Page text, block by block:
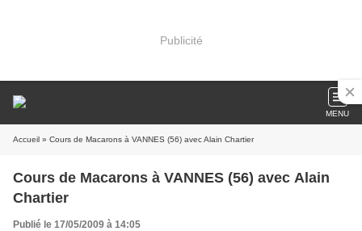
Publicité
MENU
Accueil » Cours de Macarons à VANNES (56) avec Alain Chartier
Cours de Macarons à VANNES (56) avec Alain
Chartier
Publié le 17/05/2009 à 14:05